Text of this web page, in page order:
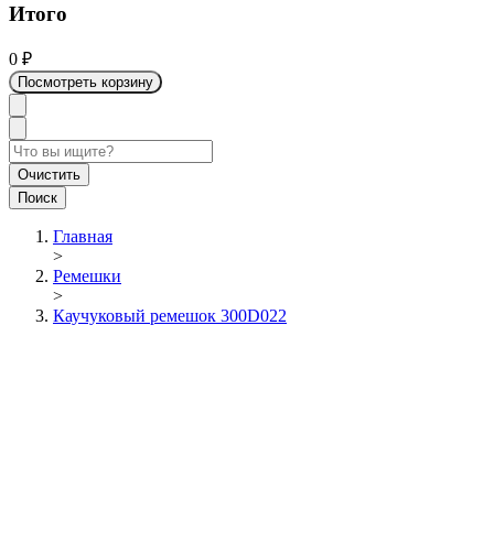
Итого
0 ₽
Посмотреть корзину
Очистить
Поиск
Главная
>
Ремешки
>
Каучуковый ремешок 300D022